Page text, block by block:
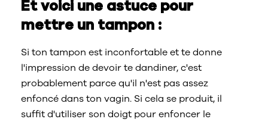
Et voici une astuce pour
mettre un tampon :
Si ton tampon est inconfortable et te donne
l'impression de devoir te dandiner, c'est
probablement parce qu'il n'est pas assez
enfoncé dans ton vagin. Si cela se produit, il
suffit d'utiliser son doigt pour enfoncer le